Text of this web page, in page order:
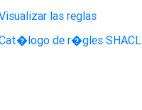
las reglas
de r�gles SHACL